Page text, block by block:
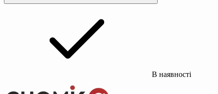
В наявності